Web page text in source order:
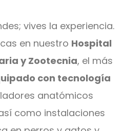
vives la experiencia.
en nuestro Hospital
y Zootecnia, el más
con tecnología
anatómicos
como instalaciones